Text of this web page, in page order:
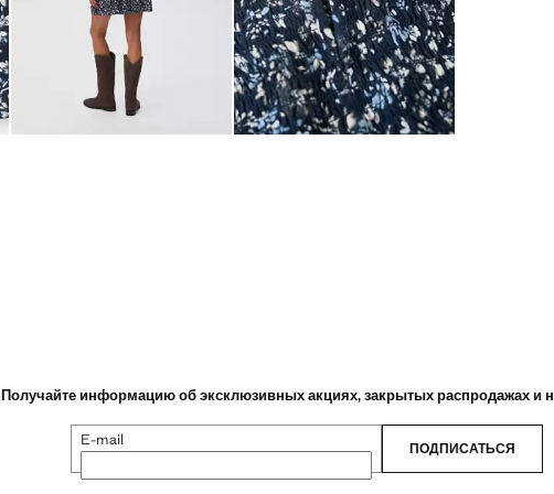
Получайте информацию об эксклюзивных акциях, закрытых распродажах и
E-mail ПОДПИСАТЬСЯ